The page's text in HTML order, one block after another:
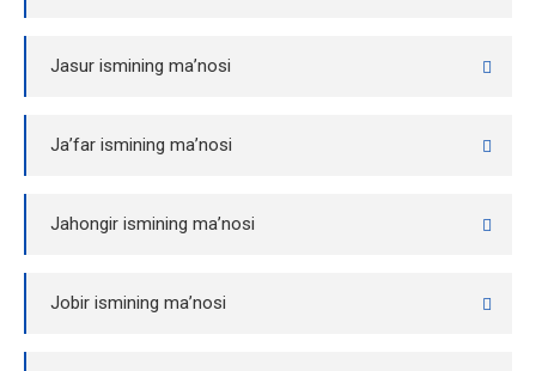
Jasur ismining ma’nosi
Ja’far ismining ma’nosi
Jahongir ismining ma’nosi
Jobir ismining ma’nosi